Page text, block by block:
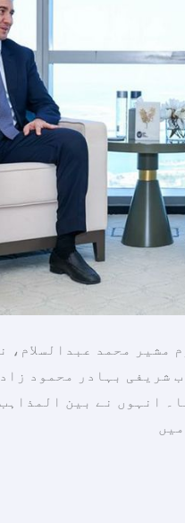
مشیر محمد عبدالسلام،
شریفی بہادر محمود
انہوں نے بین